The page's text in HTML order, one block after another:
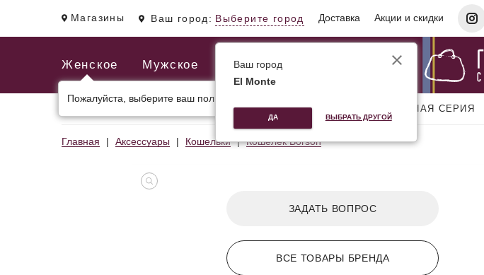
Магазины Ваш город: Выберите город Доставка Акции и скидки
Женское Мужское
Пожалуйста, выберите ваш пол.
МУЖСКИЕ И ДЕЛОВЫЕ СУМКИ ДОРОЖНАЯ СЕРИЯ
Главная Аксессуары Кошельки Кошелек Borson
ЗАДАТЬ ВОПРОС
ВСЕ ТОВАРЫ БРЕНДА
Ваш город
El Monte
ДА ВЫБРАТЬ ДРУГОЙ